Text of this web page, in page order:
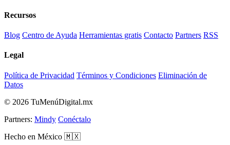
Recursos
Blog Centro de Ayuda Herramientas gratis Contacto Partners RSS
Legal
Política de Privacidad Términos y Condiciones Eliminación de
Datos
© 2026 TuMenúDigital.mx
Partners: Mindy Conéctalo
Hecho en México 🇲🇽